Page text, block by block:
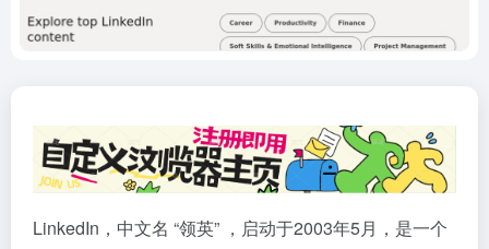
LinkedIn，中文名 “领英” ，启动于2003年5月，是一个